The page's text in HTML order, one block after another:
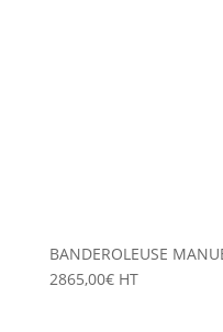
BANDEROLEUSE
2865,00€ HT